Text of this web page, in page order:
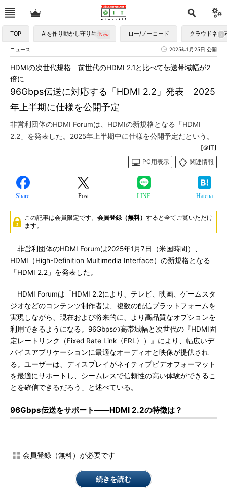
TOP AIを作り動かし守り生かす ロー/ノーコード クラウドネイ
ニュース 2025年1月25日 公開
96Gbps伝送に対応する「HDMI 2.2」発表 2025
年上半期に仕様を公開予定
HDMIの次世代規格 前世代のHDMI 2.1と比べて伝送帯域幅が2
倍に
非営利団体のHDMI Forumは、HDMIの新規格となる「HDMI
2.2」を発表した。2025年上半期中に仕様を公開予定だという。
[＠IT]
PC用表示
関連情報
Share Post LINE Hatena
この記事は会員限定です。 会員登録（無料） すると全てご覧いただけ
ます。
非営利団体のHDMI Forumは2025年1月7日（米国時間）、
HDMI（High-Definition Multimedia Interface）の新規格となる
「HDMI 2.2」を発表した。
HDMI Forumは「HDMI 2.2により、テレビ、映画、ゲームスタ
ジオなどのコンテンツ制作者は、複数の配信プラットフォームを
実現しながら、現在および将来的に、より高品質なオプションを
利用できるようになる。96Gbpsの高帯域幅と次世代の『HDMI固
定レートリンク（Fixed Rate Link〈FRL〉）』により、幅広いデ
バイスアプリケーションに最適なオーディオと映像が提供され
る。ユーザーは、ディスプレイがネイティブビデオフォーマット
を最適にサポートし、シームレスで信頼性の高い体験ができるこ
とを確信できるだろう」と述べている。
96Gbps伝送をサポート――HDMI 2.2の特徴は？
会員登録（無料）が必要です
続きを読む